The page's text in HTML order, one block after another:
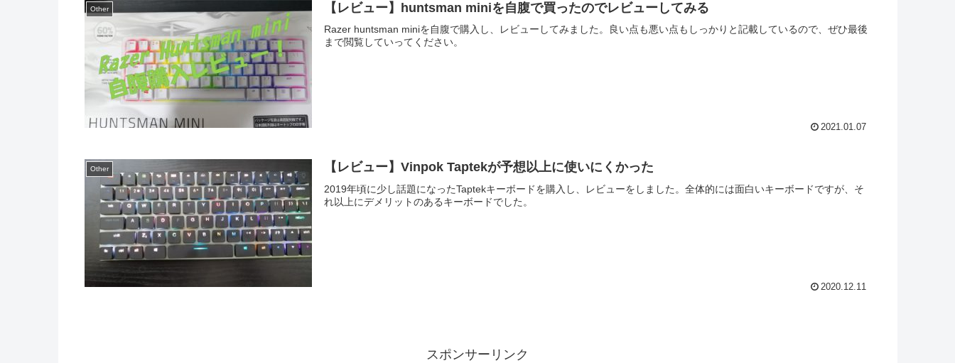
Other 【レビュー】huntsman miniを自腹で買ったのでレビューしてみる
Razer huntsman miniを自腹で購入し、レビューしてみました。良い点も悪い点もしっかりと記載しているので、ぜひ最後
まで閲覧していってください。
2021.01.07
Other 【レビュー】Vinpok Taptekが予想以上に使いにくかった
2019年頃に少し話題になったTaptekキーボードを購入し、レビューをしました。全体的には面白いキーボードですが、そ
れ以上にデメリットのあるキーボードでした。
2020.12.11
スポンサーリンク